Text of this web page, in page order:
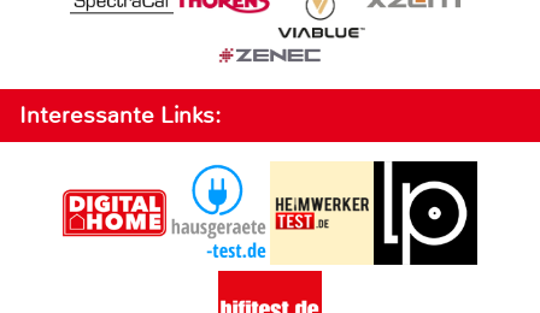
Interessante Links: